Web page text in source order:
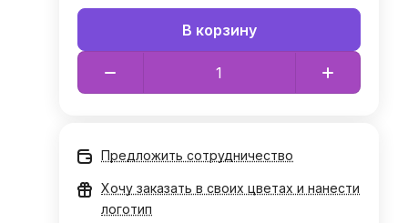
В корзину
Предложить сотрудничество
Хочу заказать в своих цветах и нанести
логотип